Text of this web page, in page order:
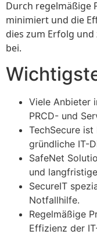
Durch regelmäßige
minimiert und die
dies zum Erfolg
bei.
Viele Anbieter
PRCD- und
TechSecure
gründliche IT-
SafeNet
und
SecureIT
Notfallhilfe.
Regelmäßige
Effizienz der